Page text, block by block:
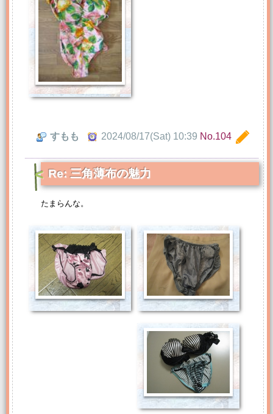
すもも 2024/08/17(Sat) 10:39 No.104
Re: 三角薄布の魅力
たまらんな。